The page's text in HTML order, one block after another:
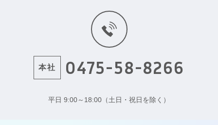
本社 0475-58-8266
平日 9:00～18:00（土日・祝日を除く）